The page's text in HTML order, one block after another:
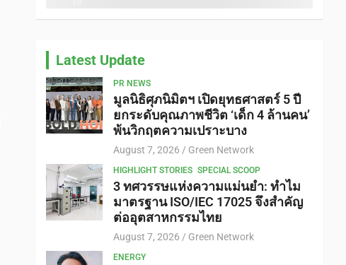
Latest Update
PR NEWS
มูลนิธิศุภนิมิตฯ เปิดยุทธศาสตร์ 5 ปี
ยกระดับคุณภาพชีวิต ‘เด็ก 4 ล้านคน’
พ้นวิกฤตความเปราะบาง
August 7, 2026 Green Network
HIGHLIGHT STORIES SPECIAL SCOOP
3 ทศวรรษแห่งความแม่นยำ: ทำไม
มาตรฐาน ISO/IEC 17025 จึงสำคัญ
ต่ออุตสาหกรรมไทย
August 7, 2026 Green Network
ENERGY